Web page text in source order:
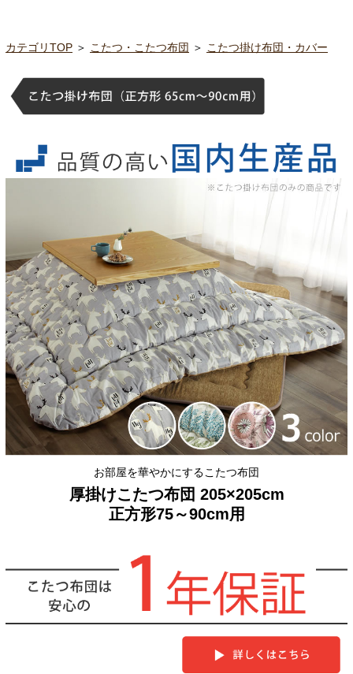
カテゴリTOP ＞ こたつ・こたつ布団 ＞ こたつ掛け布団・カバー
お部屋を華やかにするこたつ布団
厚掛けこたつ布団 205×205cm
正方形75～90cm用